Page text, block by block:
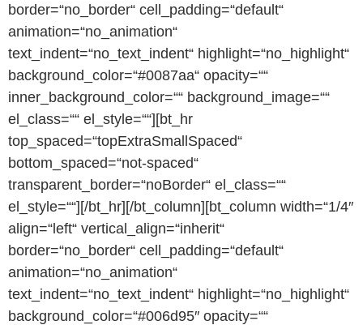
border=“no_border“ cell_padding=“default“
animation=“no_animation“
text_indent=“no_text_indent“ highlight=“no_highlight“
background_color=“#0087aa“ opacity=““
inner_background_color=““ background_image=““
el_class=““ el_style=““][bt_hr
top_spaced=“topExtraSmallSpaced“
bottom_spaced=“not-spaced“
transparent_border=“noBorder“ el_class=““
el_style=““][/bt_hr][/bt_column][bt_column width=“1/4″
align=“left“ vertical_align=“inherit“
border=“no_border“ cell_padding=“default“
animation=“no_animation“
text_indent=“no_text_indent“ highlight=“no_highlight“
background_color=“#006d95″ opacity=““